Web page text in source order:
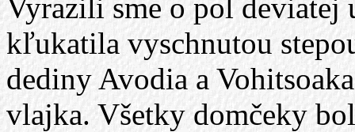
Vyrazili sme o pol deviatej
kľukatila vyschnutou
dediny Avodia a
vlajka. Všetky domčeky